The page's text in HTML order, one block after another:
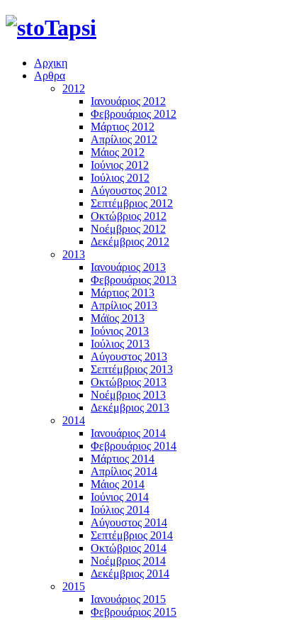
Αρχικη
Αρθρα
2012
Ιανουάριος 2012
Φεβρουάριος 2012
Μάρτιος 2012
Απρίλιος 2012
Μάιος 2012
Ιούνιος 2012
Ιούλιος 2012
Αύγουστος 2012
Σεπτέμβριος 2012
Οκτώβριος 2012
Νοέμβριος 2012
Δεκέμβριος 2012
2013
Ιανουάριος 2013
Φεβρουάριος 2013
Μάρτιος 2013
Απρίλιος 2013
Μάϊος 2013
Ιούνιος 2013
Ιούλιος 2013
Αύγουστος 2013
Σεπτέμβριος 2013
Οκτώβριος 2013
Νοέμβριος 2013
Δεκέμβριος 2013
2014
Ιανουάριος 2014
Φεβρουάριος 2014
Μάρτιος 2014
Απρίλιος 2014
Μάιος 2014
Ιούνιος 2014
Ιούλιος 2014
Αύγουστος 2014
Σεπτέμβριος 2014
Οκτώβριος 2014
Νοέμβριος 2014
Δεκέμβριος 2014
2015
Ιανουάριος 2015
Φεβρουάριος 2015